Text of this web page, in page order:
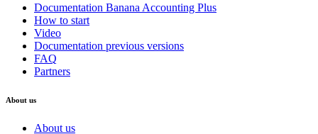
Documentation Banana Accounting Plus
How to start
Video
Documentation previous versions
FAQ
Partners
About us
About us